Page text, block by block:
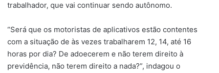
trabalhador, que vai continuar sendo autônomo.
“Será que os motoristas de aplicativos estão contentes
com a situação de às vezes trabalharem 12, 14, até 16
horas por dia? De adoecerem e não terem direito à
previdência, não terem direito a nada?”, indagou o